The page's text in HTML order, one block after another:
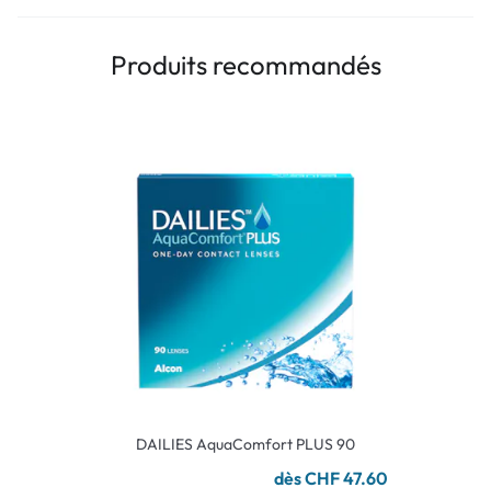
Produits recommandés
DAILIES AquaComfort PLUS 90
dès CHF 47.60